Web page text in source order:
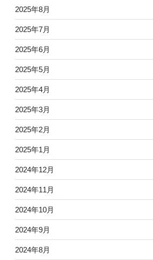
2025年8月
2025年7月
2025年6月
2025年5月
2025年4月
2025年3月
2025年2月
2025年1月
2024年12月
2024年11月
2024年10月
2024年9月
2024年8月